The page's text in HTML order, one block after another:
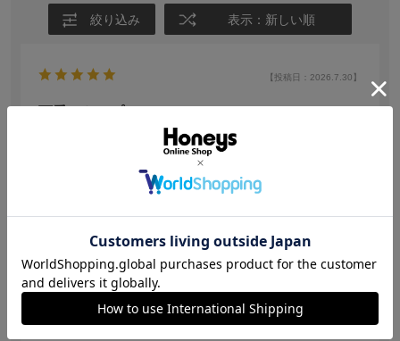
絞り込み 表示：新しい順
【投稿日：2026.7.30】
色：オフ水玉